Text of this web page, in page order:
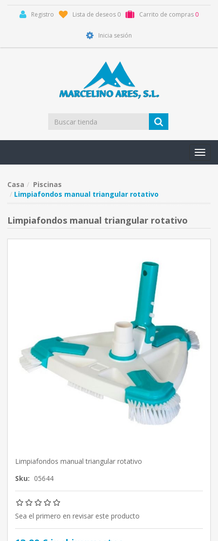
Registro Lista de deseos 0 Carrito de compras 0
Inicia sesión
Casa
Piscinas
Limpiafondos manual triangular rotativo
Limpiafondos manual triangular rotativo
Limpiafondos manual triangular rotativo
Sku: 05644
Sea el primero en revisar este producto